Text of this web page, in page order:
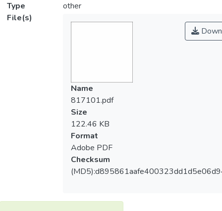
Type
other
File(s)
Name
817101.pdf
Size
122.46 KB
Format
Adobe PDF
Checksum